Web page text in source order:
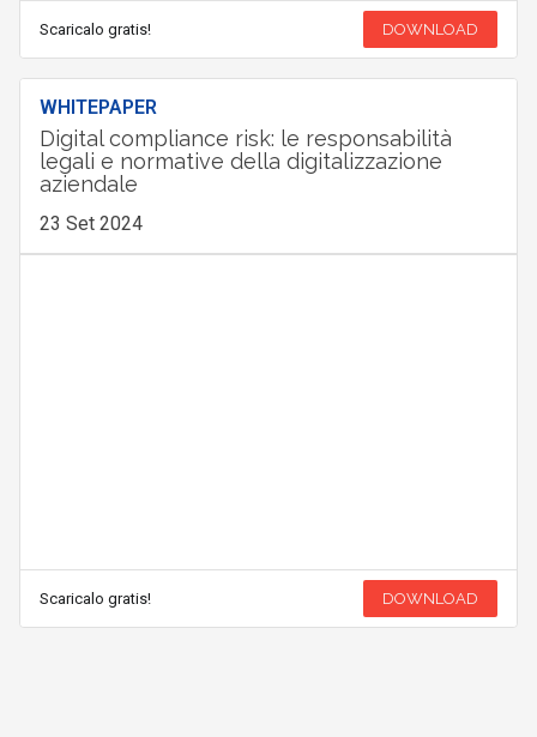
Scaricalo gratis! DOWNLOAD
WHITEPAPER
Digital compliance risk: le responsabilità
legali e normative della digitalizzazione
aziendale
23 Set 2024
Scaricalo gratis! DOWNLOAD